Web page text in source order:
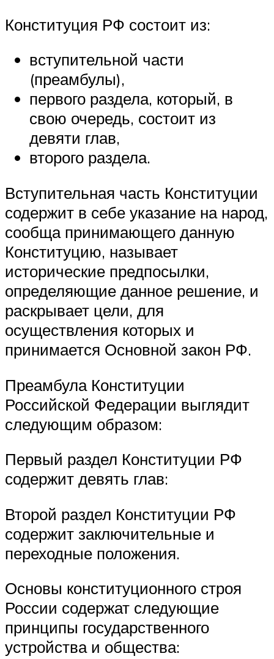
Конституция РФ состоит из:
вступительной части
(преамбулы),
первого раздела, который, в
свою очередь, состоит из
девяти глав,
второго раздела.
Вступительная часть Конституции
содержит в себе указание на народ,
сообща принимающего данную
Конституцию, называет
исторические предпосылки,
определяющие данное решение, и
раскрывает цели, для
осуществления которых и
принимается Основной закон РФ.
Преамбула Конституции
Российской Федерации выглядит
следующим образом:
Первый раздел Конституции РФ
содержит девять глав:
Второй раздел Конституции РФ
содержит заключительные и
переходные положения.
Основы конституционного строя
России содержат следующие
принципы государственного
устройства и общества: